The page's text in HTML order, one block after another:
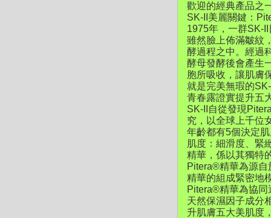
歡迎的經典產品之
SK-II美麗關鍵：
1975年，一群SK-
雖然臉上佈滿皺紋
酵過程之中。經過
酵母發酵後會產生
胞所吸收，讓肌膚
就是完美無瑕的
青春露證實提升五
SK-II自從發現
究，以全球上千位
年齡都有5個決定
肌度：細滑度、緊
精華，係以其獨特
Pitera®精華為源
精華的組成緊密地
Pitera®精華為協同
天然保濕因子成分
升肌膚五大美肌度